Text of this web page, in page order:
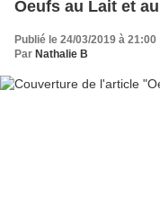
Oeufs au Lait et
Publié le 24/03/2019 à 21:00
Par Nathalie B